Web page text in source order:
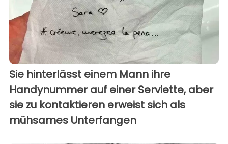
Sie hinterlässt einem Mann ihre
Handynummer auf einer Serviette, aber
sie zu kontaktieren erweist sich als
mühsames Unterfangen